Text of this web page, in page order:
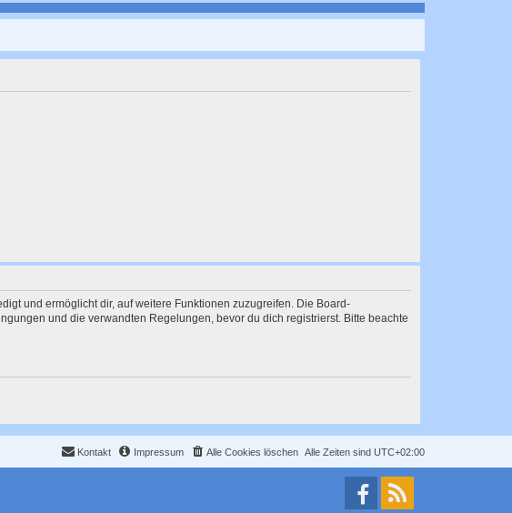
und ermöglicht dir, auf weitere Funktionen zuzugreifen. Die Board-
und die verwandten Regelungen, bevor du dich registrierst. Bitte beachte
Alle Zeiten sind UTC+02:00
Alle Cookies löschen
Impressum
Kontakt